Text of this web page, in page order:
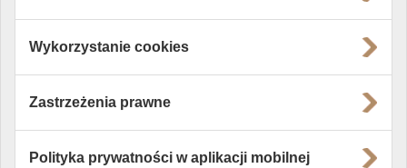
Wykorzystanie cookies
Zastrzeżenia prawne
Polityka prywatności w aplikacji mobilnej